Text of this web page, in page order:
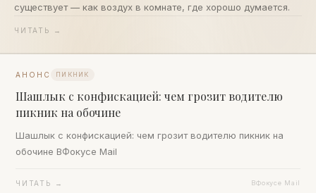
существует — как воздух в комнате, где хорошо думается.
ЧИТАТЬ →
АНОНС ПИКНИК
Шашлык с конфискацией: чем грозит водителю
пикник на обочине
Шашлык с конфискацией: чем грозит водителю пикник на
обочине ВФокусе Mail
ЧИТАТЬ → ВФокусе Mail